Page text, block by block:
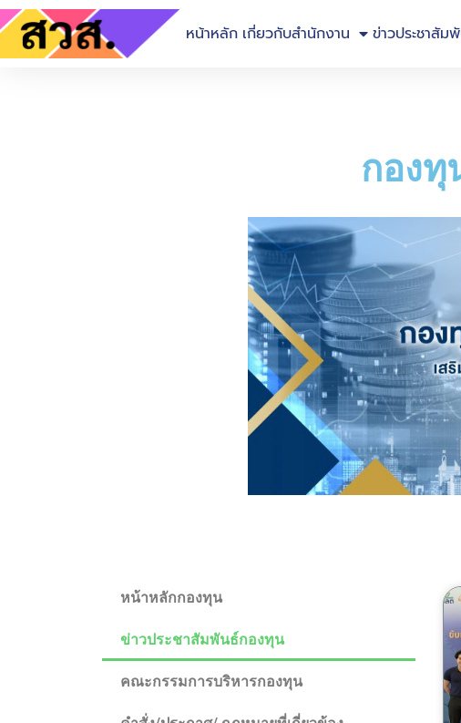
หน้าหลัก เกี่ยวกับสำนักงาน ข่าวประชาสัม
กองทุ
หน้าหลักกองทุน
ข่าวประชาสัมพันธ์กองทุน
คณะกรรมการบริหารกองทุน